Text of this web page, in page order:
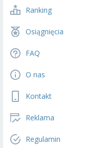
Ranking
Osiągnięcia
FAQ
O nas
Kontakt
Reklama
Regulamin